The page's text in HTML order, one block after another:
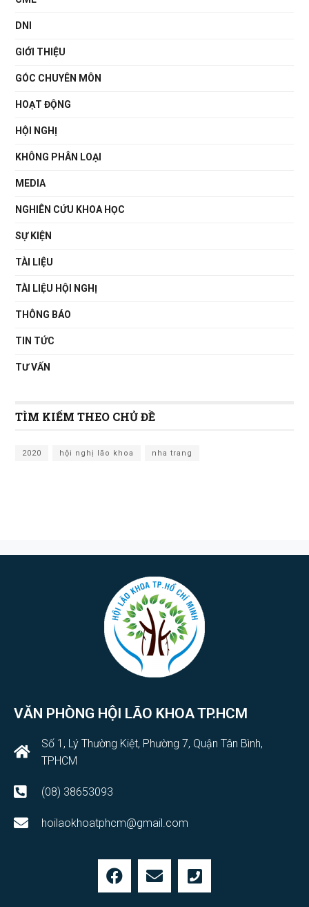
DNI
GIỚI THIỆU
GÓC CHUYÊN MÔN
HOẠT ĐỘNG
HỘI NGHỊ
KHÔNG PHÂN LOẠI
MEDIA
NGHIÊN CỨU KHOA HỌC
SỰ KIỆN
TÀI LIỆU
TÀI LIỆU HỘI NGHỊ
THÔNG BÁO
TIN TỨC
TƯ VẤN
TÌM KIẾM THEO CHỦ ĐỀ
2020 hội nghị lão khoa nha trang
VĂN PHÒNG HỘI LÃO KHOA TP.HCM
Số 1, Lý Thường Kiệt, Phường 7, Quận Tân Bình,
TPHCM
(08) 38653093
hoilaokhoatphcm@gmail.com